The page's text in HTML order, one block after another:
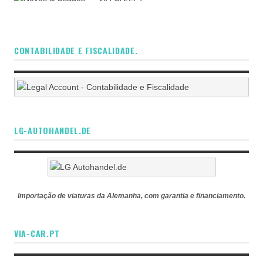
CONTABILIDADE E FISCALIDADE.
LG-AUTOHANDEL.DE
Importação de viaturas da Alemanha, com garantia e financiamento.
VIA-CAR.PT